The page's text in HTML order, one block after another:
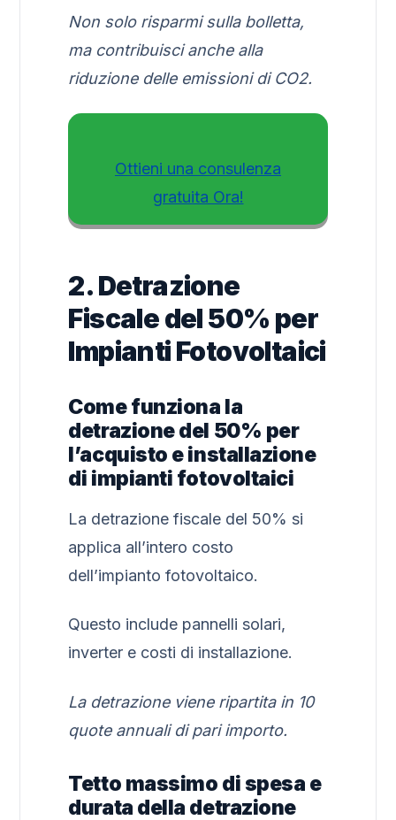
Non solo risparmi sulla bolletta,
ma contribuisci anche alla
riduzione delle emissioni di CO2.
Ottieni una consulenza
gratuita Ora!
2. Detrazione
Fiscale del 50% per
Impianti Fotovoltaici
Come funziona la
detrazione del 50% per
l’acquisto e installazione
di impianti fotovoltaici
La detrazione fiscale del 50% si
applica all’intero costo
dell’impianto fotovoltaico.
Questo include pannelli solari,
inverter e costi di installazione.
La detrazione viene ripartita in 10
quote annuali di pari importo.
Tetto massimo di spesa e
durata della detrazione